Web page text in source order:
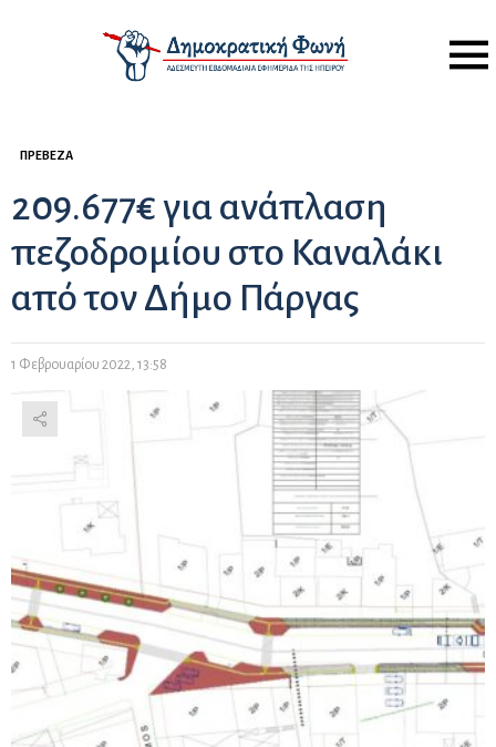
Menu
ΠΡΈΒΕΖΑ
209.677€ για ανάπλαση
πεζοδρομίου στο Καναλάκι
από τον Δήμο Πάργας
1 Φεβρουαρίου 2022, 13:58